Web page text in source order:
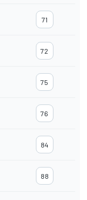
71
72
75
76
84
88